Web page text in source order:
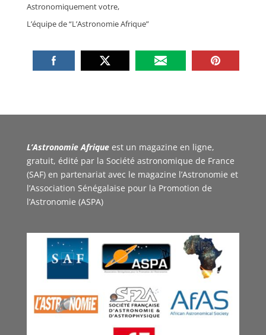
Astronomiquement votre,
L’équipe de “L’Astronomie Afrique”
L’Astronomie Afrique est un magazine en ligne,
gratuit, édité par la Société astronomique de France
(SAF) en partenariat avec le magazine l’Astronomie et
l’Association Sénégalaise pour la Promotion de
l’Astronomie (ASPA)